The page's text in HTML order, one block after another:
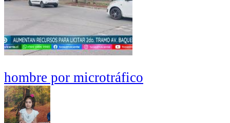
hombre por microtráfico